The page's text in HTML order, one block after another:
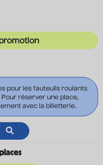
pour les fauteuils roulants
réserver une place,
avec la billetterie.